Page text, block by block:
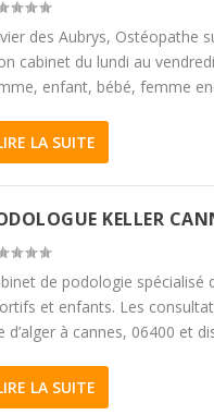
des Aubrys, Ostéopathe
cabinet du lundi au
enfant, bébé, femme
LA SUITE
KELLER
de podologie
et enfants. Les
d’alger à cannes, 06400 et
LA SUITE